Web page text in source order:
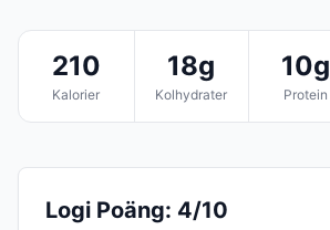
210
Kalorier
18g
Kolhydrater
10g
Protein
Logi Poäng: 4/10